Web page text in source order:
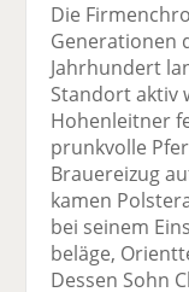
Die
Generationen
Jahrhundert
Standort aktiv
Hohenleitner
prunkvolle
Brauereizug
kamen
bei seinem
beläge,
Dessen Sohn